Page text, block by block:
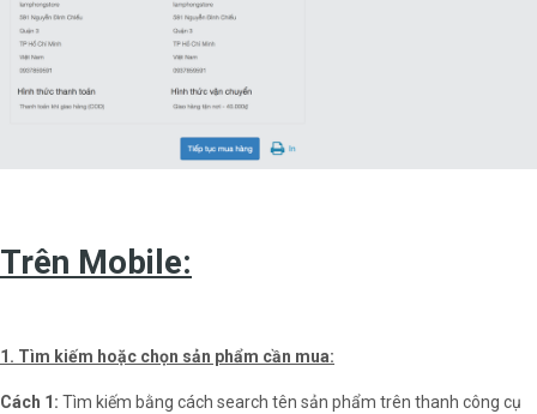
Trên Mobile:
1. Tìm kiếm hoặc chọn sản phẩm cần mua:
Cách 1: Tìm kiếm bằng cách search tên sản phẩm trên thanh công cụ